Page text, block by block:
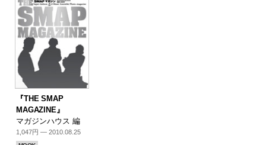
『THE SMAP
MAGAZINE』
マガジンハウス 編
1,047円 — 2010.08.25